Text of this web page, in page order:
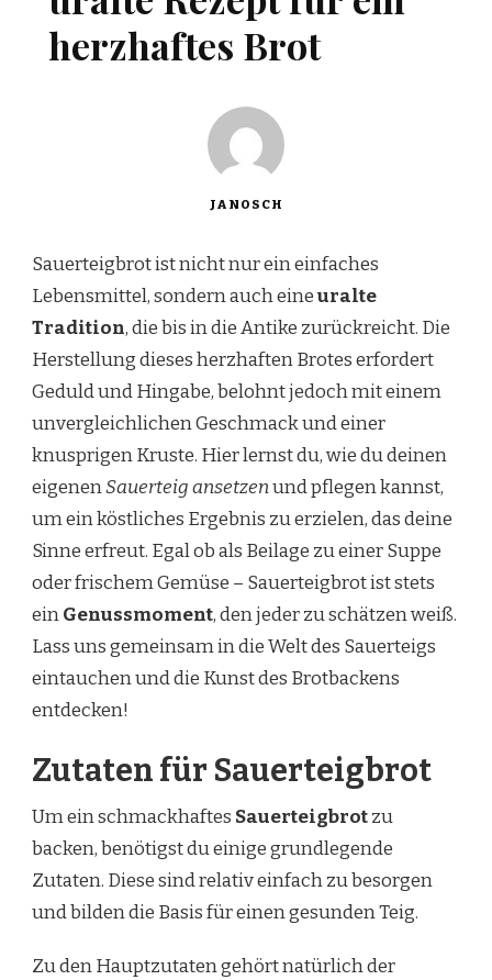
herzhaftes Brot
JANOSCH
Sauerteigbrot ist nicht nur ein einfaches
Lebensmittel, sondern auch eineuralte
Tradition, die bis in die Antike zurückreicht. Die
Herstellung dieses herzhaften Brotes erfordert
Geduld und Hingabe, belohnt jedoch mit einem
unvergleichlichen Geschmack und einer
knusprigen Kruste. Hier lernst du, wie du deinen
eigenenSauerteig ansetzenund pflegen kannst,
um ein köstliches Ergebnis zu erzielen, das deine
Sinne erfreut. Egal ob als Beilage zu einer Suppe
oder frischem Gemüse – Sauerteigbrot ist stets
einGenussmoment, den jeder zu schätzen weiß.
Lass uns gemeinsam in die Welt des Sauerteigs
eintauchen und die Kunst des Brotbackens
entdecken!
Zutaten für Sauerteigbrot
Um ein schmackhaftes Sauerteigbrotzu
backen, benötigst du einige grundlegende
Zutaten. Diese sind relativ einfach zu besorgen
und bilden die Basis für einen gesunden Teig.
Zu den Hauptzutaten gehört natürlich der